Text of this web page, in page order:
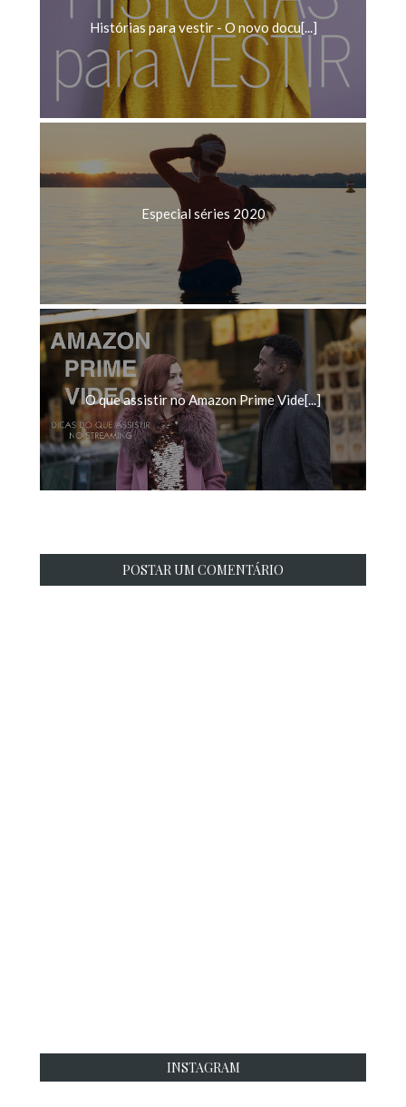
Histórias para vestir - O novo docu[...]
Especial séries 2020
O que assistir no Amazon Prime Vide[...]
POSTAR UM COMENTÁRIO
INSTAGRAM